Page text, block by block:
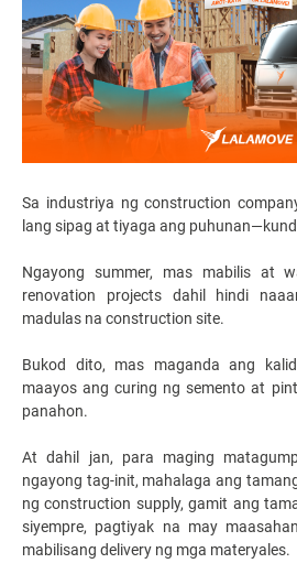
Sa industriya ng construction
lang sipag at tiyaga ang
Ngayong summer, mas mabilis at
renovation projects dahil hindi
madulas na construction site.
Bukod dito, mas maganda ang
maayos ang curing ng semento at
panahon.
At dahil jan, para maging
ngayong tag-init, mahalaga ang
ng construction supply, gamit ang
siyempre, pagtiyak na may
mabilisang delivery ng mga materyales.